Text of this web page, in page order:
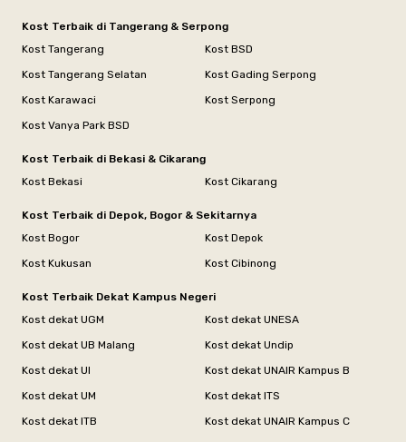
Kost Terbaik di Tangerang & Serpong
Kost Tangerang
Kost BSD
Kost Tangerang Selatan
Kost Gading Serpong
Kost Karawaci
Kost Serpong
Kost Vanya Park BSD
Kost Terbaik di Bekasi & Cikarang
Kost Bekasi
Kost Cikarang
Kost Terbaik di Depok, Bogor & Sekitarnya
Kost Bogor
Kost Depok
Kost Kukusan
Kost Cibinong
Kost Terbaik Dekat Kampus Negeri
Kost dekat UGM
Kost dekat UNESA
Kost dekat UB Malang
Kost dekat Undip
Kost dekat UI
Kost dekat UNAIR Kampus B
Kost dekat UM
Kost dekat ITS
Kost dekat ITB
Kost dekat UNAIR Kampus C